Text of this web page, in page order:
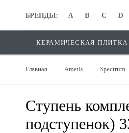
БРЕНДЫ: A B C D
БРЕНДЫ:
КЕРАМИЧЕСКАЯ ПЛИТКА
Главная Ametis Spectrum
Ступень
подступенок)